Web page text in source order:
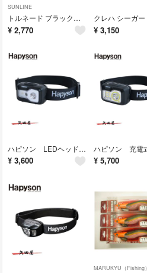
SUNLINE
トルネード ブラックストリーム極 2.5号 (1002) サンライン 50ｍ
¥ 2,770 ¥ 3,150
ハピソン LEDヘッドランプ YF-605 (5615) ヘッドランプ チェストライト
¥ 3,600 ¥ 5,700
MARUKYU（Fishing）